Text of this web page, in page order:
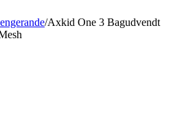
/Axkid One 3 Bagudvendt